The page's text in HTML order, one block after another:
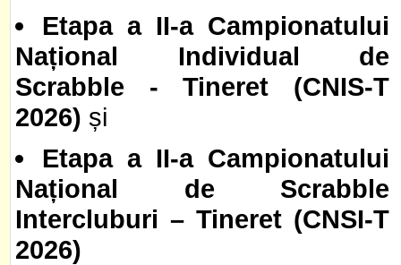
Etapa a II-a Campionatului
Național Individual de
Scrabble - Tineret (CNIS-T
2026) și
Etapa a II-a Campionatului
Național de Scrabble
Intercluburi – Tineret (CNSI-T
2026)